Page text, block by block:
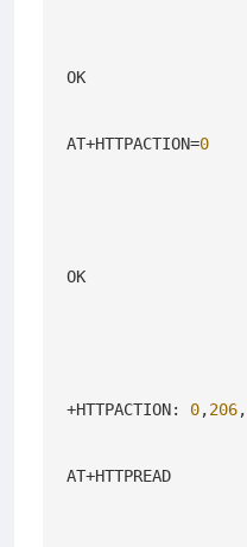
OK
AT+HTTPACTION=0
OK
+HTTPACTION: 0,206,
AT+HTTPREAD